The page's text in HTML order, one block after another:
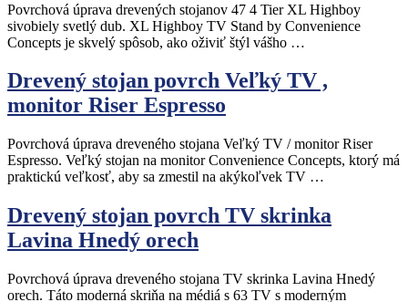
Povrchová úprava drevených stojanov 47 4 Tier XL Highboy
sivobiely svetlý dub. XL Highboy TV Stand by Convenience
Concepts je skvelý spôsob, ako oživiť štýl vášho …
Drevený stojan povrch Veľký TV ,
monitor Riser Espresso
Povrchová úprava dreveného stojana Veľký TV / monitor Riser
Espresso. Veľký stojan na monitor Convenience Concepts, ktorý má
praktickú veľkosť, aby sa zmestil na akýkoľvek TV …
Drevený stojan povrch TV skrinka
Lavina Hnedý orech
Povrchová úprava dreveného stojana TV skrinka Lavina Hnedý
orech. Táto moderná skriňa na médiá s 63 TV s moderným